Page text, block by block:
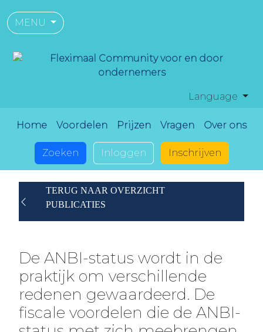
MENU
Language
Home Voordelen Prijzen Vragen Over ons
Zoeken Inloggen Inschrijven
TERUG NAAR OVERZICHT
PUBLICATIES
De ANBI-status wordt in de
praktijk om verschillende
redenen gewaardeerd. De
fiscale voordelen die de ANBI-